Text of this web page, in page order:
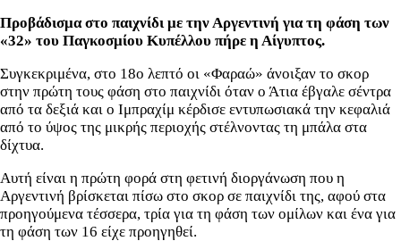
Προβάδισμα στο παιχνίδι με την Αργεντινή για τη φάση των
«32» του Παγκοσμίου Κυπέλλου πήρε η Αίγυπτος.
Συγκεκριμένα, στο 18ο λεπτό οι «Φαραώ» άνοιξαν το σκορ
στην πρώτη τους φάση στο παιχνίδι όταν ο Άτια έβγαλε σέντρα
από τα δεξιά και ο Ιμπραχίμ κέρδισε εντυπωσιακά την κεφαλιά
από το ύψος της μικρής περιοχής στέλνοντας τη μπάλα στα
δίχτυα.
Αυτή είναι η πρώτη φορά στη φετινή διοργάνωση που η
Αργεντινή βρίσκεται πίσω στο σκορ σε παιχνίδι της, αφού στα
προηγούμενα τέσσερα, τρία για τη φάση των ομίλων και ένα για
τη φάση των 16 είχε προηγηθεί.